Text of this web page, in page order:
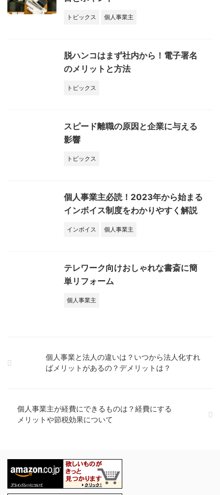
トピックス 個人事業主
脱ハンコはまず社内から！電子署名
のメリットと方法
トピックス
スピード離職の原因と企業に与える
影響
トピックス
個人事業主必読！2023年から始まる
インボイス制度をわかりやすく解説
インボイス 個人事業主
テレワーク向けおしゃれな書斎に簡
単リフォーム
個人事業主
個人事業と法人の違いは？いつから法人化すれ
ばメリットがあるの？デメリットは？
個人事業主が経費にできるものは？経費にする
メリットや節税効果について